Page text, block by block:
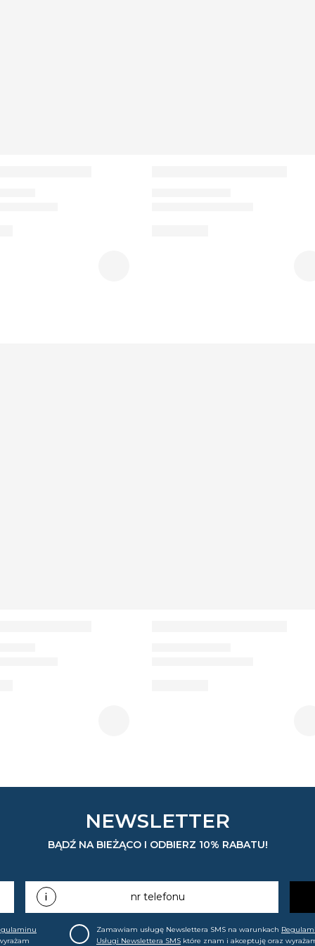
NEWSLETTER
BĄDŹ NA BIEŻĄCO I ODBIERZ 10% RABATU!
nr telefonu
Zamawiam usługę Newslettera SMS na warunkach
Usługi Newslettera SMS które znam i akceptuję oraz